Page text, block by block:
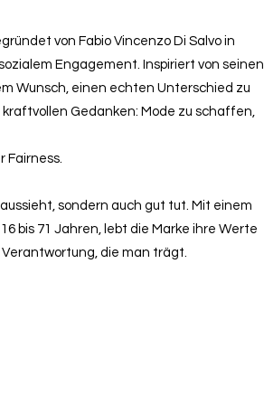
von Fabio Vincenzo Di Salvo in
Engagement. Inspiriert von seinen
Wunsch, einen echten Unterschied zu
Gedanken: Mode zu schaffen,
Fairness.
sondern auch gut tut. Mit einem
bis 71 Jahren, lebt die Marke ihre Werte
die man trägt.